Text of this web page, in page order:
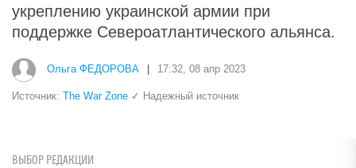
укреплению украинской армии при
поддержке Североатлантического альянса.
Ольга ФЕДОРОВА 17:32, 08 апр 2023
Источник: The War Zone ✓ Надежный источник
ВЫБОР РЕДАКЦИИ